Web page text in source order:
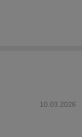
10.03.2026